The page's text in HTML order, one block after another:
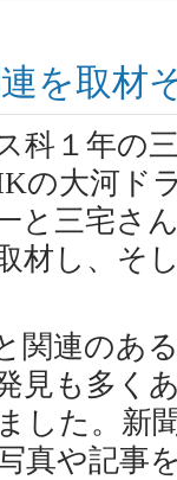
を取材
科１年の
の大河ド
と三宅さ
材し、そ
関連のあ
見も多く
した。新
真や記事